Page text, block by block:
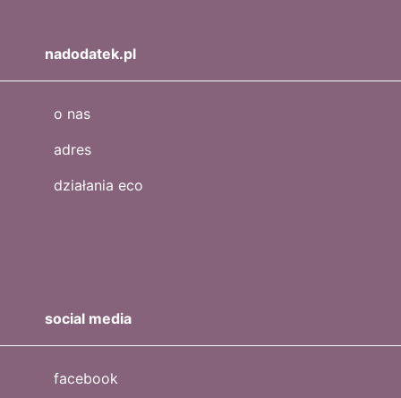
nadodatek.pl
o nas
adres
działania eco
social media
facebook